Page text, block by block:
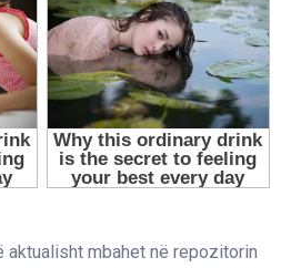
mbahet në repozitorin